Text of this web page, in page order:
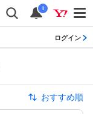
i
ログイン
おすすめ順